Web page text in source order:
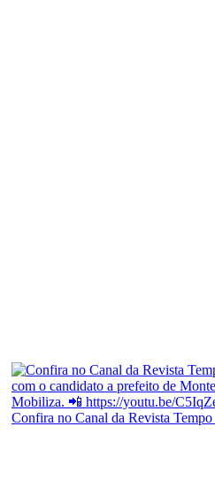
Confira no Canal da Revista